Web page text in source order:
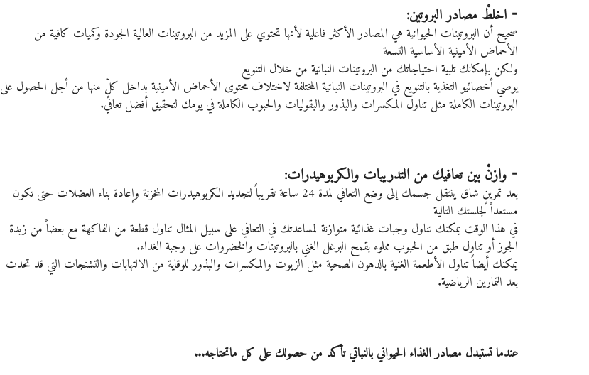
⁃ اخلطْ مصادر البروتين:
صحيح أن البروتينات الحيوانية هي المصادر الأكثر فاعلية لأنها تحتوي على المزيد من البروتينات العالية الجودة وكميات كافية من
الأحماض الأمينية الأساسية التسعة
ولكن بإمكانك تلبية احتياجاتك من البروتينات النباتية من خلال التنويع
يوصي أخصائيو التغذية بالتنويع في البروتينات النباتية المختلفة لاختلاف محتوى الأحماض الأمينية بداخل كلٍّ منها من أجل الحصول على
البروتينات الكاملة مثل تناول المكسرات والبذور والبقوليات والحبوب الكاملة في يومك لتحقيق أفضل تعافي.
⁃ وازنْ بين تعافيك من التدريبات والكربوهيدرات:
بعد تمرينٍ شاق ينتقل جسمك إلى وضع التعافي لمدة 24 ساعة تقريباً لتجديد الكربوهيدرات المخزنة وإعادة بناء العضلات حتى تكون
مستعداً لجلستك التالية
في هذا الوقت يمكنك تناول وجبات غذائية متوازنة لمساعدتك في التعافي على سبيل المثال تناول قطعة من الفاكهة مع بعضاً من زبدة
الجوز أو تناول طبق من الحبوب مملوء بقمح البرغل الغني بالبروتينات والخضروات على وجبة الغداء.
يمكنك أيضاً تناول الأطعمة الغنية بالدهون الصحية مثل الزيوت والمكسرات والبذور للوقاية من الالتهابات والتشنجات التي قد تحدث
بعد التمارين الرياضية.
عندما تستبدل مصادر الغذاء الحيواني بالنباتي تأكد من حصولك على كل ماتحتاجه...